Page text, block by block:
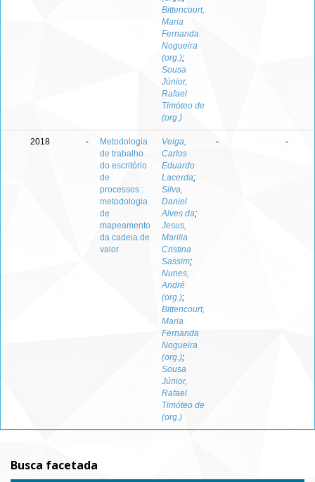
Bittencourt,
Maria
Fernanda
Nogueira
(org.);
Sousa
Júnior,
Rafael
Timóteo de
(org.)
2018 -
Metodologia
de trabalho
do escritório
de
processos :
metodologia
de
mapeamento
da cadeia de
valor
Veiga,
Carlos
Eduardo
Lacerda;
Silva,
Daniel
Alves da;
Jesus,
Marilia
Cristina
Sassim;
Nunes,
André
(org.);
Bittencourt,
Maria
Fernanda
Nogueira
(org.);
Sousa
Júnior,
Rafael
Timóteo de
(org.)
- -
Busca facetada